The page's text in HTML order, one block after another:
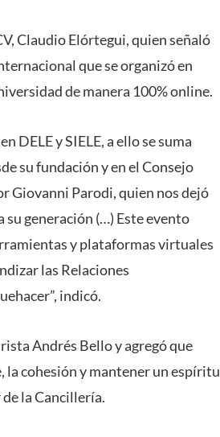
Claudio Elórtegui, quien señaló
que se organizó en
de manera 100% online.
DELE y SIELE, a ello se suma
su fundación y en el Consejo
Giovanni Parodi, quien nos dejó
generación (…) Este evento
y plataformas virtuales
las Relaciones
indicó.
Andrés Bello y agregó que
cohesión y mantener un espíritu
la Cancillería.